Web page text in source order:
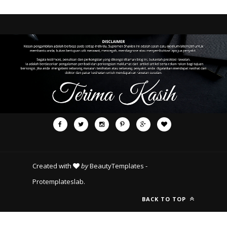
Created with byBeautyTemplates -
Protemplateslab.
BACK TO TOP